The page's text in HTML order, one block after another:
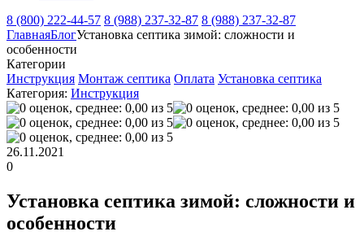
8 (800) 222-44-57 8 (988) 237-32-87 8 (988) 237-32-87
ГлавнаяБлогУстановка септика зимой: сложности и
особенности
Категории
Инструкция Монтаж септика Оплата Установка септика
Категория: Инструкция
26.11.2021
0
Установка септика зимой: сложности и
особенности